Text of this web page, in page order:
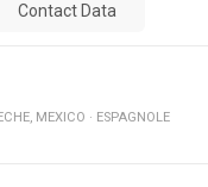
Contact Data
, MEXICO · ESPAGNOLE